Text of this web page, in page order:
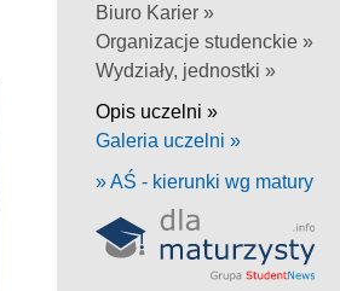
Biuro Karier »
Organizacje studenckie »
Wydziały, jednostki »
Opis uczelni »
Galeria uczelni »
» AŚ - kierunki wg matury